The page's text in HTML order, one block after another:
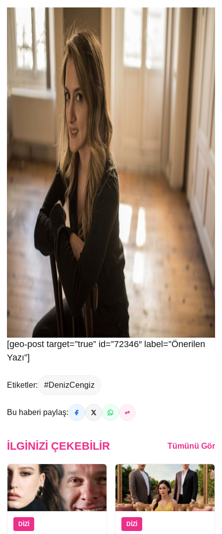
[geo-post target=”true” id=”72346″ label=”Önerilen
Yazı”]
Etiketler: #DenizCengiz
Bu haberi paylaş:
İLGINIZI ÇEKEBILIR Tümünü Gör
DIZI DIZI